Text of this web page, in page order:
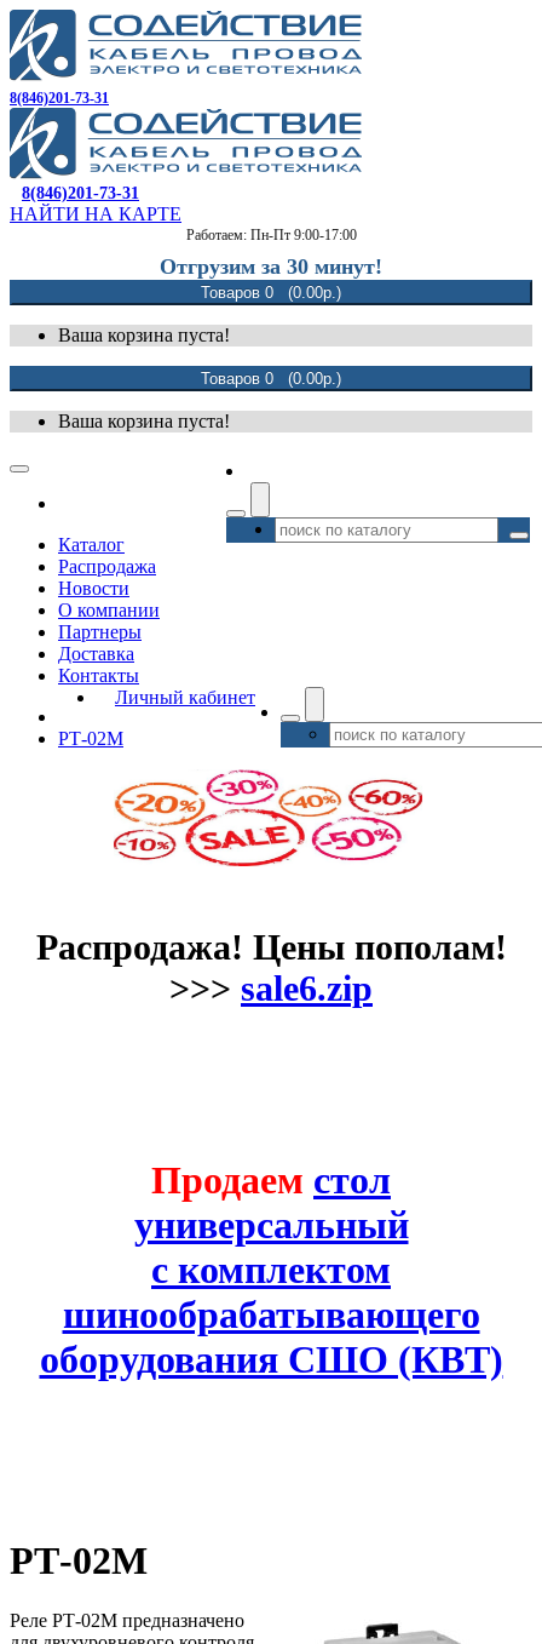
8(846)201-73-31
8(846)201-73-31
НАЙТИ НА КАРТЕ
Работаем: Пн-Пт 9:00-17:00
Отгрузим за 30 минут!
Товаров 0 (0.00р.)
Ваша корзина пуста!
Товаров 0 (0.00р.)
Ваша корзина пуста!
Каталог
Распродажа
Новости
О компании
Партнеры
Доставка
Контакты
Личный кабинет
РТ-02М
Распродажа! Цены пополам!
>>> sale6.zip
Продаем стол
универсальный
с комплектом
шинообрабатывающего
оборудования СШО (КВТ)
РТ-02М
Реле РТ-02М предназначено